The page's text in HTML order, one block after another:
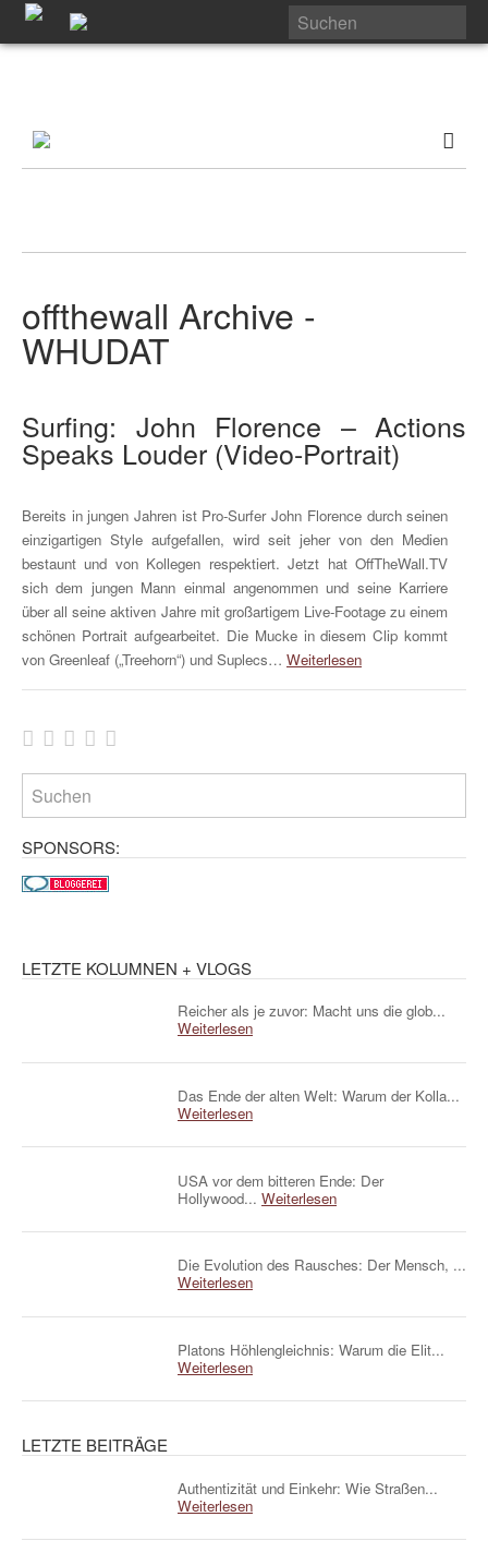
offthewall Archive -
WHUDAT
Surfing: John Florence – Actions
Speaks Louder (Video-Portrait)
Bereits in jungen Jahren ist Pro-Surfer John Florence durch seinen
einzigartigen Style aufgefallen, wird seit jeher von den Medien
bestaunt und von Kollegen respektiert. Jetzt hat OffTheWall.TV
sich dem jungen Mann einmal angenommen und seine Karriere
über all seine aktiven Jahre mit großartigem Live-Footage zu einem
schönen Portrait aufgearbeitet. Die Mucke in diesem Clip kommt
von Greenleaf („Treehorn“) und Suplecs… Weiterlesen
SPONSORS:
LETZTE KOLUMNEN + VLOGS
Reicher als je zuvor: Macht uns die glob...
Weiterlesen
Das Ende der alten Welt: Warum der Kolla...
Weiterlesen
USA vor dem bitteren Ende: Der
Hollywood... Weiterlesen
Die Evolution des Rausches: Der Mensch, ...
Weiterlesen
Platons Höhlengleichnis: Warum die Elit...
Weiterlesen
LETZTE BEITRÄGE
Authentizität und Einkehr: Wie Straßen...
Weiterlesen